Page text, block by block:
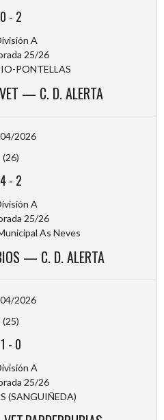
0 - 2
A
25/26
PONTELLAS
— C. D. ALERTA
2026
(26)
4- 2
A
25/26
As Neves
— C. D. ALERTA
2026
(25)
1 - 0
A
25/26
(SANGUIÑEDA)